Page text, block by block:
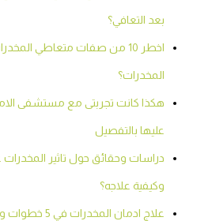
بعد التعافي؟
اخطر 10 من صفات متعاطي
المخدرات؟
هكذا كانت تجربتى مع مستشفى
عليها بالتفصيل
دراسات وحقائق حول تاثير المخدرات
وكيفية علاجه؟
علاج ادمان